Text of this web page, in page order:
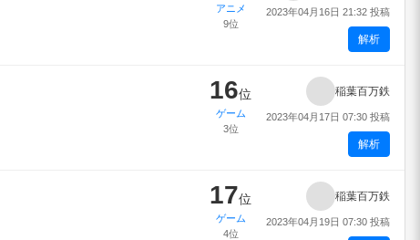
アニメ
9位
2023年04月16日 21:32 投稿
解析
16位
ゲーム
3位
稲葉百万鉄
2023年04月17日 07:30 投稿
解析
17位
ゲーム
4位
稲葉百万鉄
2023年04月19日 07:30 投稿